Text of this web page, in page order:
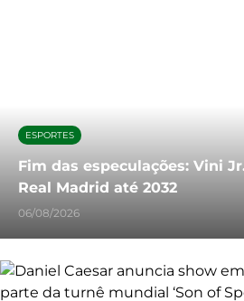
ESPORTES
Fim das especulações: Vini
Real Madrid até 2032
06/08/2026